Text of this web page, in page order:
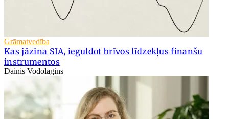
Grāmatvedība
Kas jāzina SIA, ieguldot brīvos līdzekļus finanšu
instrumentos
Dainis Vodolagins